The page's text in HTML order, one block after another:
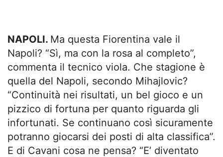
NAPOLI. Ma questa Fiorentina vale il
Napoli? “Sì, ma con la rosa al completo”,
commenta il tecnico viola. Che stagione è
quella del Napoli, secondo Mihajlovic?
“Continuità nei risultati, un bel gioco e un
pizzico di fortuna per quanto riguarda gli
infortunati. Se continuano così sicuramente
potranno giocarsi dei posti di alta classifica”.
E di Cavani cosa ne pensa? “E’ diventato